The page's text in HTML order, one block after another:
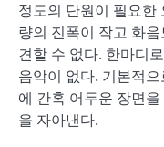
정도의 단원이 필요한
량의 진폭이 작고 화
견할 수 없다. 한마디
음악이 없다. 기본적
에 간혹 어두운 장면
을 자아낸다.